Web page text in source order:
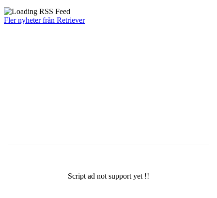
Fler nyheter från Retriever